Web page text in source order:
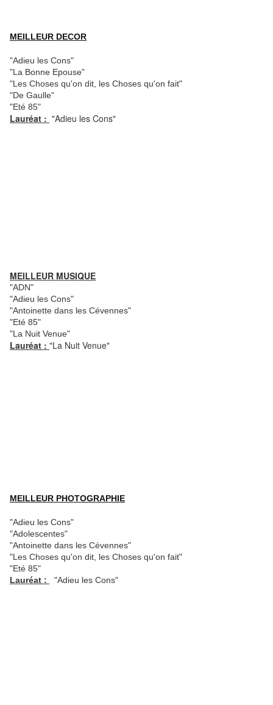
MEILLEUR DECOR
"Adieu les Cons"
"La Bonne Epouse"
"Les Choses qu'on dit, les Choses qu'on fait"
"De Gaulle"
"Eté 85"
Lauréat : "Adieu les Cons"
MEILLEUR MUSIQUE
"ADN"
"Adieu les Cons"
"Antoinette dans les Cévennes"
"Eté 85"
"La Nuit Venue"
Lauréat : "La Nuit Venue"
MEILLEUR PHOTOGRAPHIE
"Adieu les Cons"
"Adolescentes"
"Antoinette dans les Cévennes"
"Les Choses qu'on dit, les Choses qu'on fait"
"Eté 85"
Lauréat :
"Adieu les Cons"